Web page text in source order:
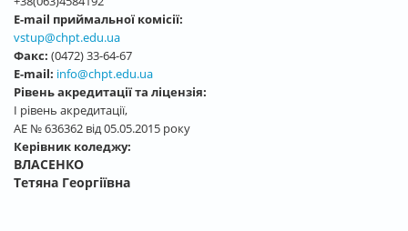
E-mail приймальної комісії:
vstup@chpt.edu.ua
Факс: (0472) 33-64-67
E-mail: info@chpt.edu.ua
Рівень акредитації та ліцензія:
І рівень акредитації,
АЕ № 636362 від 05.05.2015 року
Керівник коледжу:
ВЛАСЕНКО
Тетяна Георгіївна